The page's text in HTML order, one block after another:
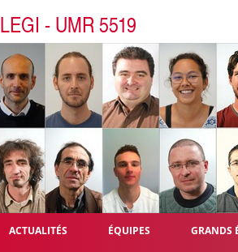
LEGI - UMR 5519
ACTUALITÉS ÉQUIPES GRANDS